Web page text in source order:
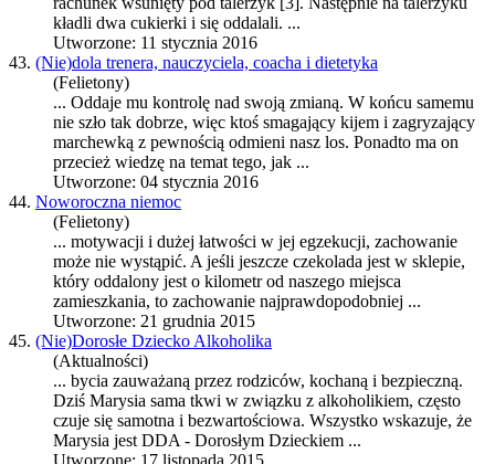
kładli dwa cukierki i się oddalali. ...
Utworzone: 11 stycznia 2016
43. (Nie)dola trenera, nauczyciela, coacha i dietetyka
(Felietony)
... Oddaje mu kontrolę nad swoją zmianą. W końcu samemu
nie szło tak dobrze, więc ktoś smagający kijem i zagryzający
marchewką z pewnością odmieni nasz los. Ponadto ma on
przecież wiedzę na temat tego, jak ...
Utworzone: 04 stycznia 2016
44. Noworoczna niemoc
(Felietony)
... motywacji i dużej łatwości w jej egzekucji, zachowanie
może nie wystąpić. A jeśli jeszcze czekolada jest w sklepie,
który oddalony jest o kilometr od naszego miejsca
zamieszkania, to zachowanie najprawdopodobniej ...
Utworzone: 21 grudnia 2015
45. (Nie)Dorosłe Dziecko Alkoholika
(Aktualności)
... bycia zauważaną przez rodziców, kochaną i bezpieczną.
Dziś Marysia sama tkwi w związku z alkoholikiem, często
czuje się samotna i bezwartościowa. Wszystko wskazuje, że
Marysia jest DDA - Dorosłym Dzieckiem ...